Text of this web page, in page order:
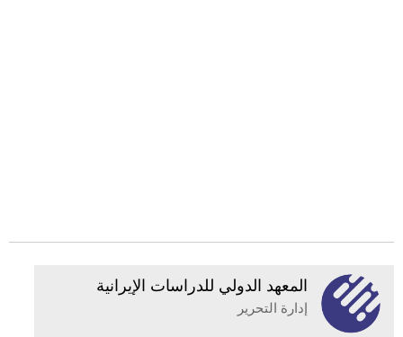
المعهد الدولي للدراسات الإيرانية
إدارة التحرير